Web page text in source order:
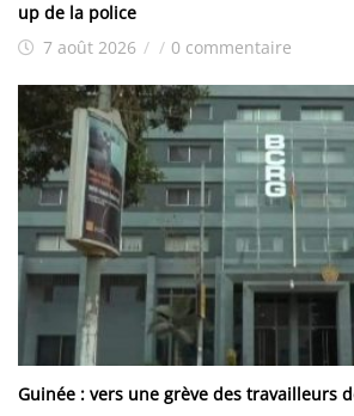
up de la police
7 août 2026 / / 0 commentaire
Guinée : vers une grève des travailleurs